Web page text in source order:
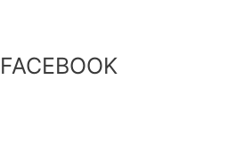
FACEBOOK